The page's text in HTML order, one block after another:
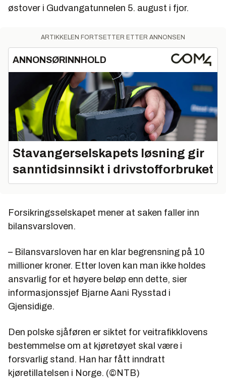
østover i Gudvangatunnelen 5. august i fjor.
ARTIKKELEN FORTSETTER ETTER ANNONSEN
ANNONSØRINNHOLD
Stavangerselskapets løsning gir
sanntidsinnsikt i drivstofforbruket
Forsikringsselskapet mener at saken faller inn
bilansvarsloven.
– Bilansvarsloven har en klar begrensning på 10
millioner kroner. Etter loven kan man ikke holdes
ansvarlig for et høyere beløp enn dette, sier
informasjonssjef Bjarne Aani Rysstad i
Gjensidige.
Den polske sjåføren er siktet for veitrafikklovens
bestemmelse om at kjøretøyet skal være i
forsvarlig stand. Han har fått inndratt
kjøretillatelsen i Norge. (©NTB)